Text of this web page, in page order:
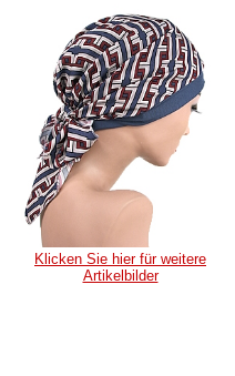
Klicken Sie hier für weitere
Artikelbilder